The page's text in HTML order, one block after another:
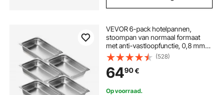
VEVOR 6-pack hotelpannen,
stoompan van normaal formaat
met anti-vastloopfunctie, 0,8 mm
dikke roestvrijstalen stoomtafelpan
voor restaurants, 10 cm diepe
commerciële tafelpan, pan voor het
bewaren van cateringvoedsel, voor
industrie en wetenschap
(528)
6490€
Op voorraad.